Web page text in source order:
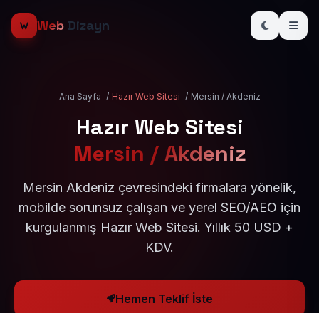
Web Dizayn
Ana Sayfa / Hazır Web Sitesi / Mersin / Akdeniz
Hazır Web Sitesi
Mersin / Akdeniz
Mersin Akdeniz çevresindeki firmalara yönelik,
mobilde sorunsuz çalışan ve yerel SEO/AEO için
kurgulanmış Hazır Web Sitesi. Yıllık 50 USD +
KDV.
Hemen Teklif İste